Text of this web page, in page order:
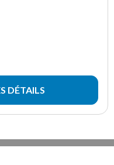
DÉTAILS